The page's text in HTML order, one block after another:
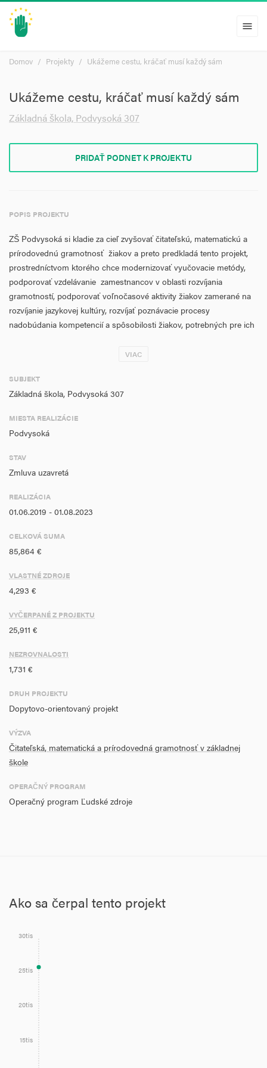
menu
Domov Projekty Ukážeme cestu, kráčať musí každý sám
Ukážeme cestu, kráčať musí každý sám
Základná škola, Podvysoká 307
PRIDAŤ PODNET K PROJEKTU
POPIS PROJEKTU
ZŠ Podvysoká si kladie za cieľ zvyšovať čitateľskú, matematickú a
prírodovednú gramotnosť žiakov a preto predkladá tento projekt,
prostredníctvom ktorého chce modernizovať vyučovacie metódy,
podporovať vzdelávanie zamestnancov v oblasti rozvíjania
gramotností, podporovať voľnočasové aktivity žiakov zamerané na
rozvíjanie jazykovej kultúry, rozvíjať poznávacie procesy
nadobúdania kompetencií a spôsobilosti žiakov, potrebných pre ich
prostriedkov, napomôže aktívnemu poznávaniu prírodných
troch hlavných aktivít:
je určená pre cieľovú skupinu , . je určená pre cieľovú skupinu a
inovatívnych metód, prácou v pedagogických kluboch prispeje k
vzájomnej koordinácii týchto aktivít. je priradená k aktivite 1.
VIAC
SUBJEKT
Základná škola, Podvysoká 307
MIESTA REALIZÁCIE
Podvysoká
STAV
Zmluva uzavretá
REALIZÁCIA
01.06.2019 - 01.08.2023
CELKOVÁ SUMA
85,864 €
VLASTNÉ ZDROJE
4,293 €
VYČERPANÉ Z PROJEKTU
25,911 €
NEZROVNALOSTI
1,731 €
DRUH PROJEKTU
Dopytovo-orientovaný projekt
VÝZVA
Čitateľská, matematická a prírodovedná gramotnosť v základnej
škole
OPERAČNÝ PROGRAM
Operačný program Ľudské zdroje
Ako sa čerpal tento projekt
15tis
20tis
25tis
30tis